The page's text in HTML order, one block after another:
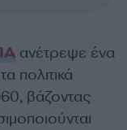
ανέτρεψε ένα
πολιτικά
βάζοντας